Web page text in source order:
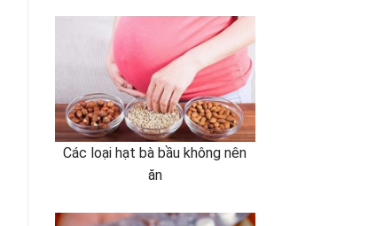
Các loại hạt bà bầu không nên
ăn